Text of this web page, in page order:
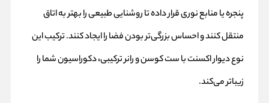
پنجره یا منابع نوری قرار داده تا روشنایی طبیعی را بهتر به اتاق
منتقل کنند و احساس بزرگی‌تر بودن فضا را ایجاد کنند. ترکیب این
نوع دیوار اکسنت با ست کوسن و رانر ترکیبی،دکوراسیون شما را
زیباتر می‌کند.